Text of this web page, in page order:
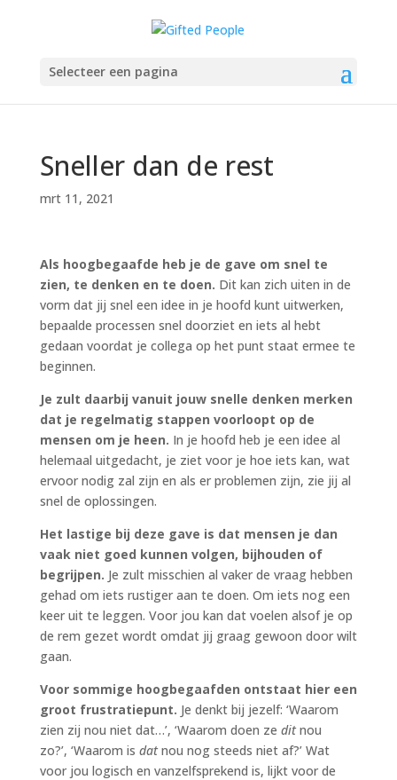
Selecteer een pagina
Sneller dan de rest
mrt 11, 2021
Als hoogbegaafde heb je de gave om snel te
zien, te denken en te doen. Dit kan zich uiten in de
vorm dat jij snel een idee in je hoofd kunt uitwerken,
bepaalde processen snel doorziet en iets al hebt
gedaan voordat je collega op het punt staat ermee te
beginnen.
Je zult daarbij vanuit jouw snelle denken merken
dat je regelmatig stappen voorloopt op de
mensen om je heen. In je hoofd heb je een idee al
helemaal uitgedacht, je ziet voor je hoe iets kan, wat
ervoor nodig zal zijn en als er problemen zijn, zie jij al
snel de oplossingen.
Het lastige bij deze gave is dat mensen je dan
vaak niet goed kunnen volgen, bijhouden of
begrijpen. Je zult misschien al vaker de vraag hebben
gehad om iets rustiger aan te doen. Om iets nog een
keer uit te leggen. Voor jou kan dat voelen alsof je op
de rem gezet wordt omdat jij graag gewoon door wilt
gaan.
Voor sommige hoogbegaafden ontstaat hier een
groot frustratiepunt. Je denkt bij jezelf: ‘Waarom
zien zij nou niet dat…’, ‘Waarom doen ze ditnou
zo?’, ‘Waarom is datnou nog steeds niet af?’ Wat
voor jou logisch en vanzelfsprekend is, lijkt voor de